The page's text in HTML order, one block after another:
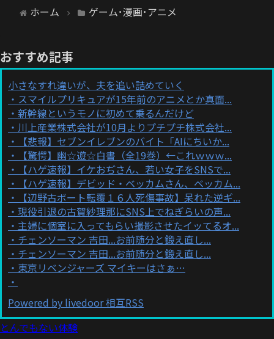
ホーム ゲーム･漫画･アニメ
おすすめ記事
小さなすれ違いが、夫を追い詰めていく
スマイルプリキュアが15年前のアニメとか真面...
新幹線というモノに初めて乗るんだけど
川上産業株式会社が10月よりプチプチ株式会社...
【悲報】セブンイレブンのバイト「AIにちいか...
【驚愕】幽☆遊☆白書（全19巻）←これｗｗｗ...
【ハゲ速報】イケおぢさん、若い女子をSNSで...
【ハゲ速報】デビッド・ベッカムさん、ベッカム...
【辺野古ボート転覆１６人死傷事故】呆れた逆ギ...
現役引退の古賀紗理那にSNS上でねぎらいの声...
主婦に個室に入ってもらい撮影させたイッてるオ...
チェンソーマン 吉田...お前随分と鍛え直し...
チェンソーマン 吉田...お前随分と鍛え直し...
東京リベンジャーズ マイキーはさぁ…
Powered by livedoor 相互RSS
とんでもない体験